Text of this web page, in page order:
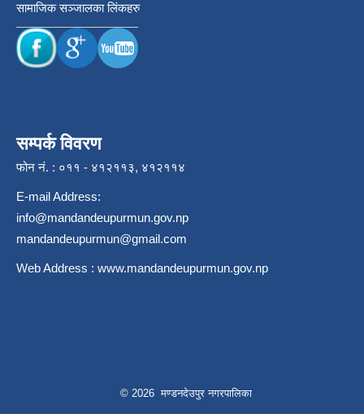
सामाजिक सञ्जालका लिंकहरु
सम्पर्क विवरण
फोन नं. : ०११ - ४१२११३, ४१२११४
E-mail Address:
info@mandandeupurmun.gov.np
mandandeupurmun@gmail.com
Web Address : www.mandandeupurmun.gov.np
© 2026 मण्डनदेउपुर नगरपालिका